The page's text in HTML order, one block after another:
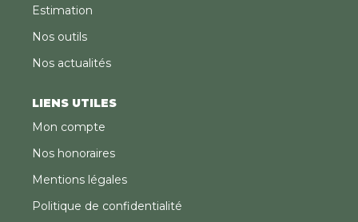
Estimation
Nos outils
Nos actualités
LIENS UTILES
Mon compte
Nos honoraires
Mentions légales
Politique de confidentialité